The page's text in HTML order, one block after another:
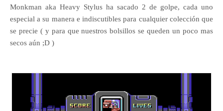
Monkman aka Heavy Stylus ha sacado 2 de golpe, cada uno
especial a su manera e indiscutibles para cualquier colección que
se precie ( y para que nuestros bolsillos se queden un poco mas
secos aún ;D )